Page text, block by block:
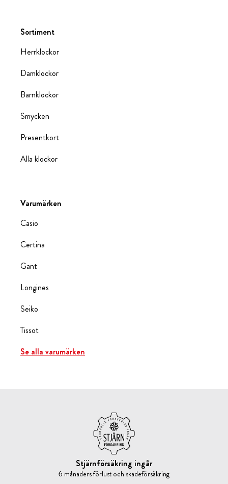
Sortiment
Herrklockor
Damklockor
Barnklockor
Smycken
Presentkort
Alla klockor
Varumärken
Casio
Certina
Gant
Longines
Seiko
Tissot
Se alla varumärken
Stjärnförsäkring ingår
6 månaders förlust och skadeförsäkring